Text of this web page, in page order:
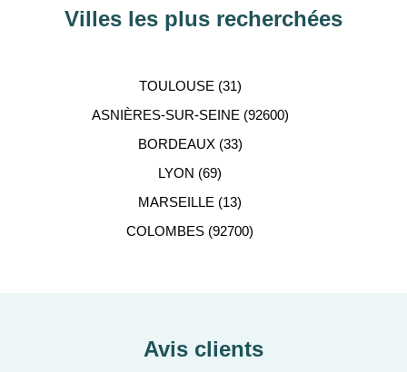
Villes les plus recherchées
TOULOUSE (31)
ASNIÈRES-SUR-SEINE (92600)
BORDEAUX (33)
LYON (69)
MARSEILLE (13)
COLOMBES (92700)
Avis clients